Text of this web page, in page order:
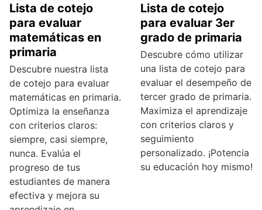
Lista de cotejo
para evaluar
matemáticas en
primaria
Descubre nuestra lista
de cotejo para evaluar
matemáticas en primaria.
Optimiza la enseñanza
con criterios claros:
siempre, casi siempre,
nunca. Evalúa el
progreso de tus
estudiantes de manera
efectiva y mejora su
Lista de cotejo
para evaluar 3er
grado de primaria
Descubre cómo utilizar
una lista de cotejo para
evaluar el desempeño de
tercer grado de primaria.
Maximiza el aprendizaje
con criterios claros y
seguimiento
personalizado. ¡Potencia
su educación hoy mismo!